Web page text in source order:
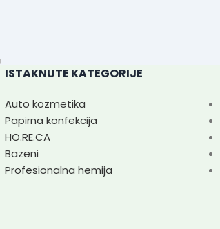
ISTAKNUTE KATEGORIJE
Auto kozmetika
Papirna konfekcija
HO.RE.CA
Bazeni
Profesionalna hemija